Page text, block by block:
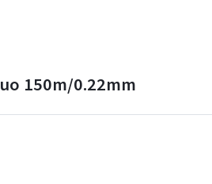
150m/0.22mm